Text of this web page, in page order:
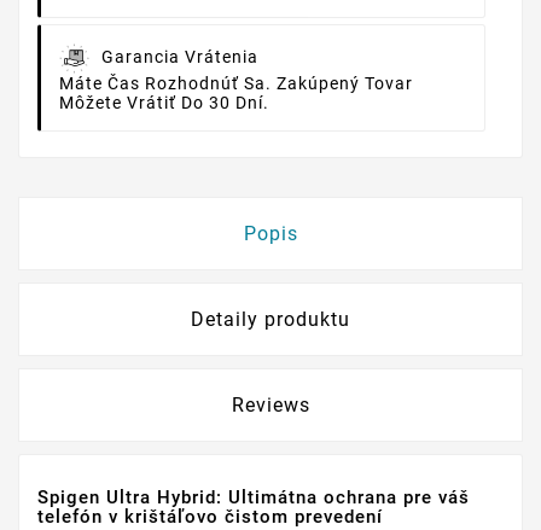
Garancia Vrátenia
Máte Čas Rozhodnúť Sa. Zakúpený Tovar
Môžete Vrátiť Do 30 Dní.
Popis
Detaily produktu
Reviews
Spigen Ultra Hybrid: Ultimátna ochrana pre váš
telefón v krištáľovo čistom prevedení